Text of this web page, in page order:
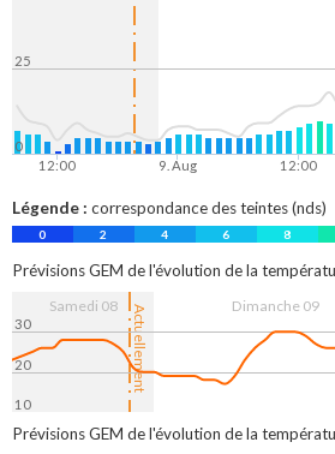
12:00 9. Aug 12:00
0
25
Légende : correspondance des teintes (nds)
0 2 4 6 8
Prévisions GEM de l'évolution de la
Actuellement
Samedi 08 Dimanche 09
10
20
30
Prévisions GEM de l'évolution de la